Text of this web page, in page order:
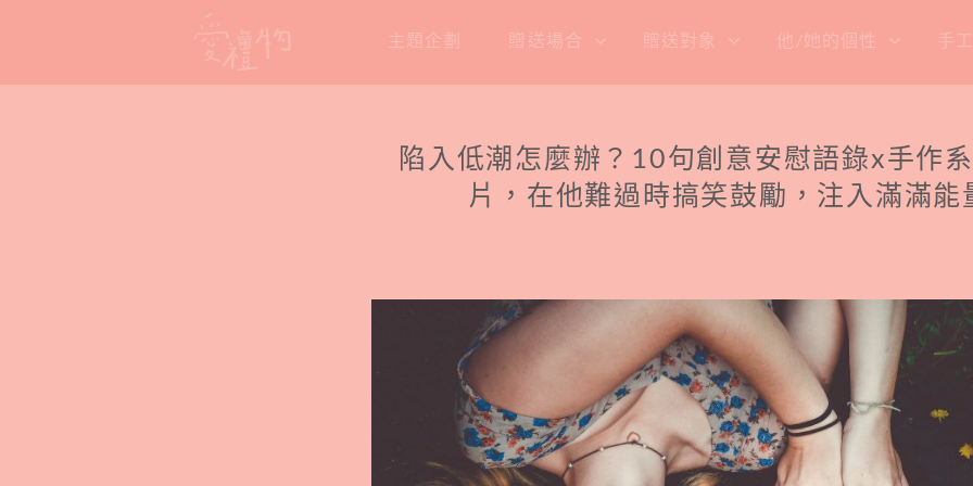
content
主題企劃 贈送場合 贈送對象 他/她的個性 手
陷入低潮怎麼辦？10句創意安慰語錄x手作
片，在他難過時搞笑鼓勵，注入滿滿能